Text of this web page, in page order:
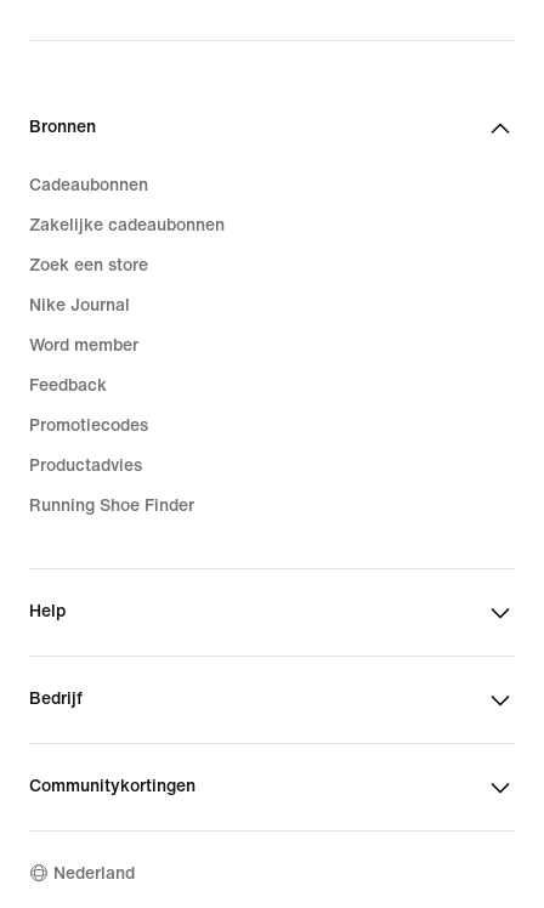
Bronnen
Cadeaubonnen
Zakelijke cadeaubonnen
Zoek een store
Nike Journal
Word member
Feedback
Promotiecodes
Productadvies
Running Shoe Finder
Help
Bedrijf
Communitykortingen
Nederland